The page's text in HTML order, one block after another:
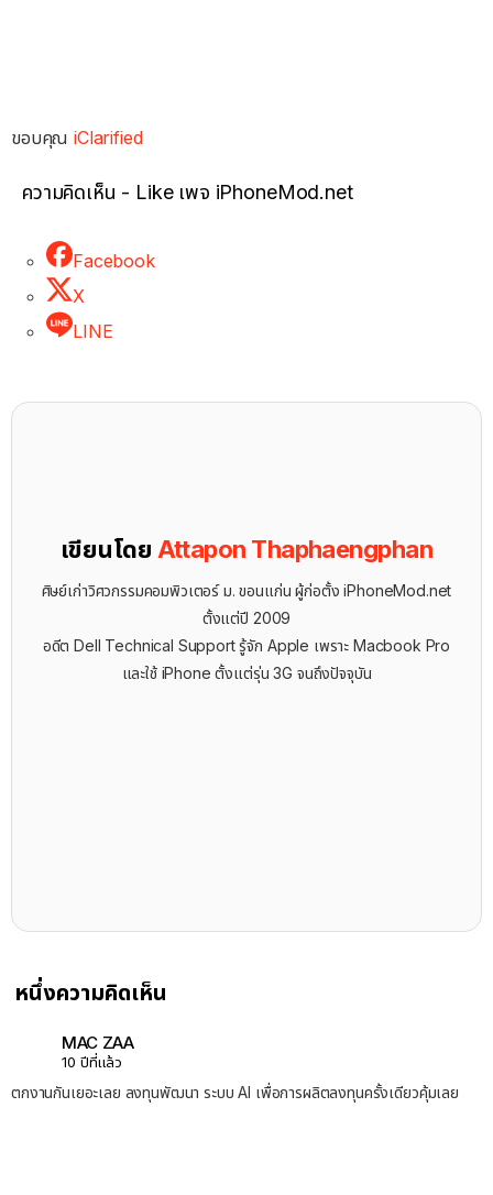
ขอบคุณiClarified
ความคิดเห็น - Like เพจ iPhoneMod.net
Facebook
X
LINE
เขียนโดย Attapon Thaphaengphan
ศิษย์เก่าวิศวกรรมคอมพิวเตอร์ ม. ขอนแก่น ผู้ก่อตั้ง iPhoneMod.net
ตั้งแต่ปี 2009
อดีต Dell Technical Support รู้จัก ​Apple เพราะ Macbook Pro
และใช้ iPhone ตั้งแต่รุ่น 3G จนถึงปัจจุบัน
หนึ่งความคิดเห็น
MAC ZAA
10 ปีที่แล้ว
ตกงานกันเยอะเลย ลงทุนพัฒนา ระบบ AI เพื่อการผลิตลงทุนครั้งเดียวคุ้มเลย